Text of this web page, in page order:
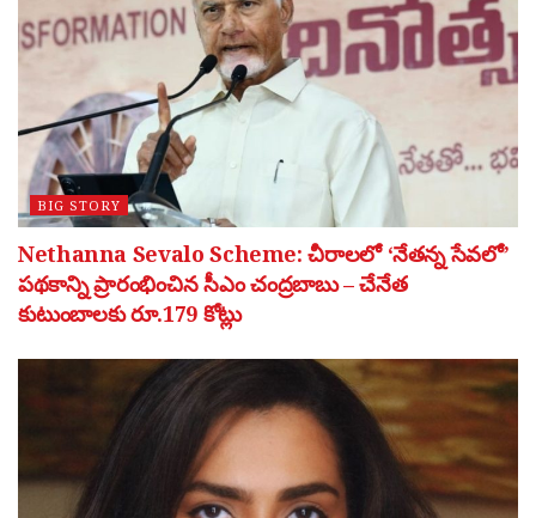
BIG STORY
Nethanna Sevalo Scheme: చీరాలలో ‘నేతన్న సేవలో’
పథకాన్ని ప్రారంభించిన సీఎం చంద్రబాబు – చేనేత
కుటుంబాలకు రూ.179 కోట్లు